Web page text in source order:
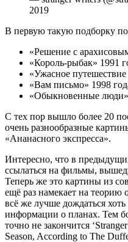
2019
В первую такую подборку
«Решение с
«Король-рыбак» 1991
«Ужасное
«Вам письмо» 1998
«Обыкновенные люди»
С тех пор вышло более 20
очень разнообразные
«Ананасного экспресса».
Интересно, что в
ссылаться на фильмы,
Теперь же это картины из
ещё раз намекает на
всё же лучше дождаться
информации о планах. Тем
точно не закончится
Season, According to The